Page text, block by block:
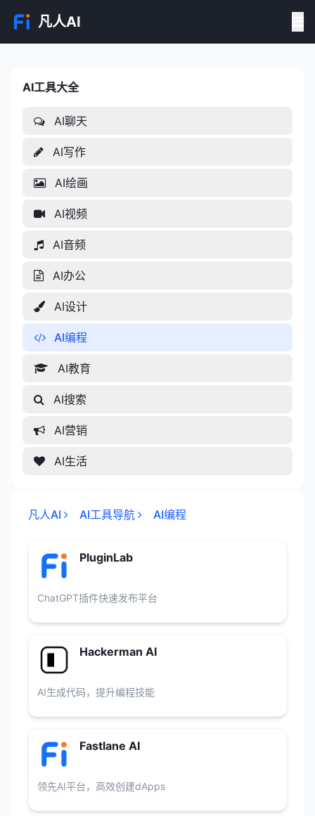
凡人AI
AI工具大全
AI工具大全
AI聊天
AI写作
AI绘画
AI视频
AI音频
AI办公
AI设计
AI编程
AI教育
AI搜索
AI营销
AI生活
凡人AI AI工具导航 AI编程
PluginLab
ChatGPT插件快速发布平台
Hackerman AI
AI生成代码，提升编程技能
Fastlane AI
领先AI平台，高效创建dApps